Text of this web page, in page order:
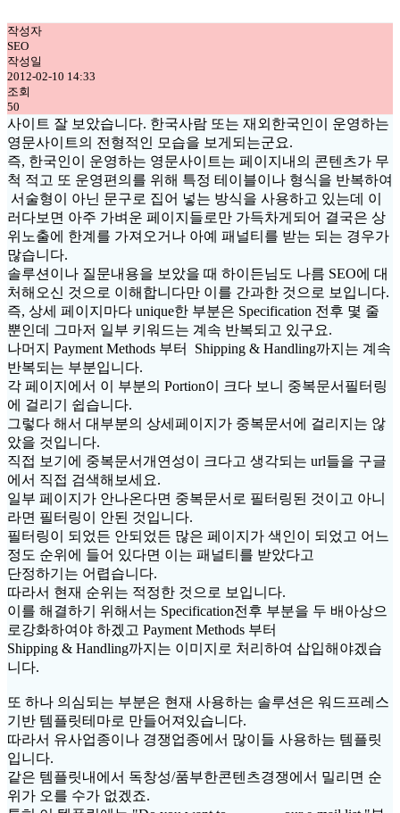
작성자
SEO
작성일
2012-02-10 14:33
조회
50
사이트 잘 보았습니다. 한국사람 또는 재외한국인이 운영하는
영문사이트의 전형적인 모습을 보게되는군요.
즉, 한국인이 운영하는 영문사이트는 페이지내의 콘텐츠가 무
척 적고 또 운영편의를 위해 특정 테이블이나 형식을 반복하여
서술형이 아닌 문구로 집어 넣는 방식을 사용하고 있는데 이
러다보면 아주 가벼운 페이지들로만 가득차게되어 결국은 상
위노출에 한계를 가져오거나 아예 패널티를 받는 되는 경우가
많습니다.
솔루션이나 질문내용을 보았을 때 하이든님도 나름 SEO에 대
처해오신 것으로 이해합니다만 이를 간과한 것으로 보입니다.
즉, 상세 페이지마다 unique한 부분은 Specification 전후 몇 줄
뿐인데 그마저 일부 키워드는 계속 반복되고 있구요.
나머지 Payment Methods 부터 Shipping & Handling까지는 계속
반복되는 부분입니다.
각 페이지에서 이 부분의 Portion이 크다 보니 중복문서필터링
에 걸리기 쉽습니다.
그렇다 해서 대부분의 상세페이지가 중복문서에 걸리지는 않
았을 것입니다.
직접 보기에 중복문서개연성이 크다고 생각되는 url들을 구글
에서 직접 검색해보세요.
일부 페이지가 안나온다면 중복문서로 필터링된 것이고 아니
라면 필터링이 안된 것입니다.
필터링이 되었든 안되었든 많은 페이지가 색인이 되었고 어느
정도 순위에 들어 있다면 이는 패널티를 받았다고
단정하기는 어렵습니다.
따라서 현재 순위는 적정한 것으로 보입니다.
이를 해결하기 위해서는 Specification전후 부분을 두 배아상으
로강화하여야 하겠고 Payment Methods 부터
Shipping & Handling까지는 이미지로 처리하여 삽입해야겠습
니다.
또 하나 의심되는 부분은 현재 사용하는 솔루션은 워드프레스
기반 템플릿테마로 만들어져있습니다.
따라서 유사업종이나 경쟁업종에서 많이들 사용하는 템플릿
입니다.
같은 템플릿내에서 독창성/품부한콘텐츠경쟁에서 밀리면 순
위가 오를 수가 없겠죠.